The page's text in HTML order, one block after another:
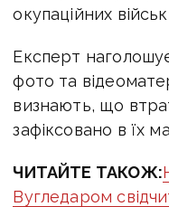
окупаційних
Експерт
фото та
визнають, що
зафіксовано в їх
ЧИТАЙТЕ ТАКОЖ:
Вугледаром